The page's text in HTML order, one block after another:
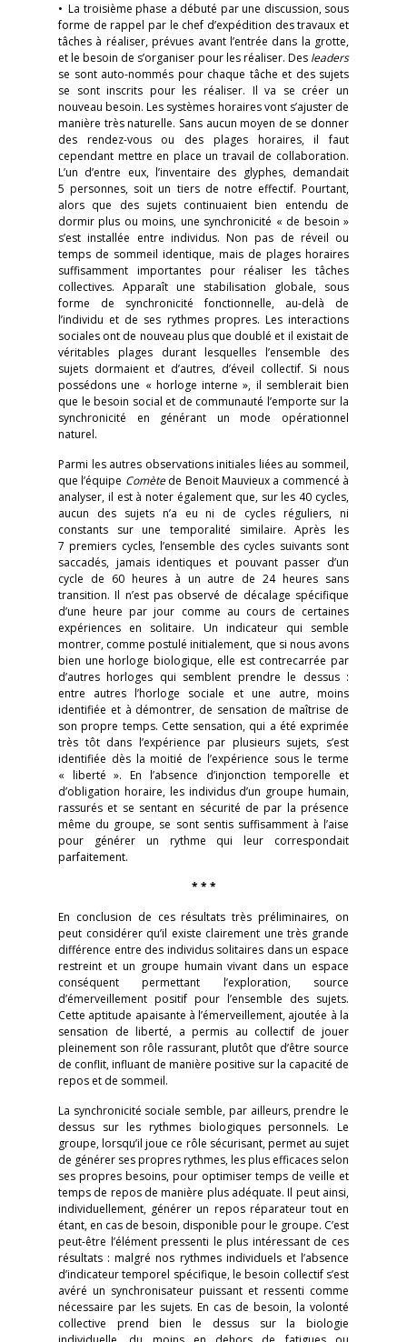
• La troisième phase a débuté par une discussion, sous
forme de rappel par le chef d’expédition des travaux et
tâches à réaliser, prévues avant l’entrée dans la grotte,
et le besoin de s’organiser pour les réaliser. Des leaders
se sont auto-nommés pour chaque tâche et des sujets
se sont inscrits pour les réaliser. Il va se créer un
nouveau besoin. Les systèmes horaires vont s’ajuster de
manière très naturelle. Sans aucun moyen de se donner
des rendez-vous ou des plages horaires, il faut
cependant mettre en place un travail de collaboration.
L’un d’entre eux, l’inventaire des glyphes, demandait
5 personnes, soit un tiers de notre effectif. Pourtant,
alors que des sujets continuaient bien entendu de
dormir plus ou moins, une synchronicité « de besoin »
s’est installée entre individus. Non pas de réveil ou
temps de sommeil identique, mais de plages horaires
suffisamment importantes pour réaliser les tâches
collectives. Apparaît une stabilisation globale, sous
forme de synchronicité fonctionnelle, au-delà de
l’individu et de ses rythmes propres. Les interactions
sociales ont de nouveau plus que doublé et il existait de
véritables plages durant lesquelles l’ensemble des
sujets dormaient et d’autres, d’éveil collectif. Si nous
possédons une « horloge interne », il semblerait bien
que le besoin social et de communauté l’emporte sur la
synchronicité en générant un mode opérationnel
naturel.
Parmi les autres observations initiales liées au sommeil,
que l’équipe Comètede Benoit Mauvieux a commencé à
analyser, il est à noter également que, sur les 40 cycles,
aucun des sujets n’a eu ni de cycles réguliers, ni
constants sur une temporalité similaire. Après les
7 premiers cycles, l’ensemble des cycles suivants sont
saccadés, jamais identiques et pouvant passer d’un
cycle de 60 heures à un autre de 24 heures sans
transition. Il n’est pas observé de décalage spécifique
d’une heure par jour comme au cours de certaines
expériences en solitaire. Un indicateur qui semble
montrer, comme postulé initialement, que si nous avons
bien une horloge biologique, elle est contrecarrée par
d’autres horloges qui semblent prendre le dessus :
entre autres l’horloge sociale et une autre, moins
identifiée et à démontrer, de sensation de maîtrise de
son propre temps. Cette sensation, qui a été exprimée
très tôt dans l’expérience par plusieurs sujets, s’est
identifiée dès la moitié de l’expérience sous le terme
« liberté ». En l’absence d’injonction temporelle et
d’obligation horaire, les individus d’un groupe humain,
rassurés et se sentant en sécurité de par la présence
même du groupe, se sont sentis suffisamment à l’aise
pour générer un rythme qui leur correspondait
parfaitement.
* * *
En conclusion de ces résultats très préliminaires, on
peut considérer qu’il existe clairement une très grande
différence entre des individus solitaires dans un espace
restreint et un groupe humain vivant dans un espace
conséquent permettant l’exploration, source
d’émerveillement positif pour l’ensemble des sujets.
Cette aptitude apaisante à l’émerveillement, ajoutée à la
sensation de liberté, a permis au collectif de jouer
pleinement son rôle rassurant, plutôt que d’être source
de conflit, influant de manière positive sur la capacité de
repos et de sommeil.
La synchronicité sociale semble, par ailleurs, prendre le
dessus sur les rythmes biologiques personnels. Le
groupe, lorsqu’il joue ce rôle sécurisant, permet au sujet
de générer ses propres rythmes, les plus efficaces selon
ses propres besoins, pour optimiser temps de veille et
temps de repos de manière plus adéquate. Il peut ainsi,
individuellement, générer un repos réparateur tout en
étant, en cas de besoin, disponible pour le groupe. C’est
peut-être l’élément pressenti le plus intéressant de ces
résultats : malgré nos rythmes individuels et l’absence
d’indicateur temporel spécifique, le besoin collectif s’est
avéré un synchronisateur puissant et ressenti comme
nécessaire par les sujets. En cas de besoin, la volonté
collective prend bien le dessus sur la biologie